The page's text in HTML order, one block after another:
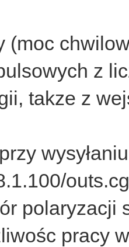
(moc
z
takze z
polaryzacji
pracy